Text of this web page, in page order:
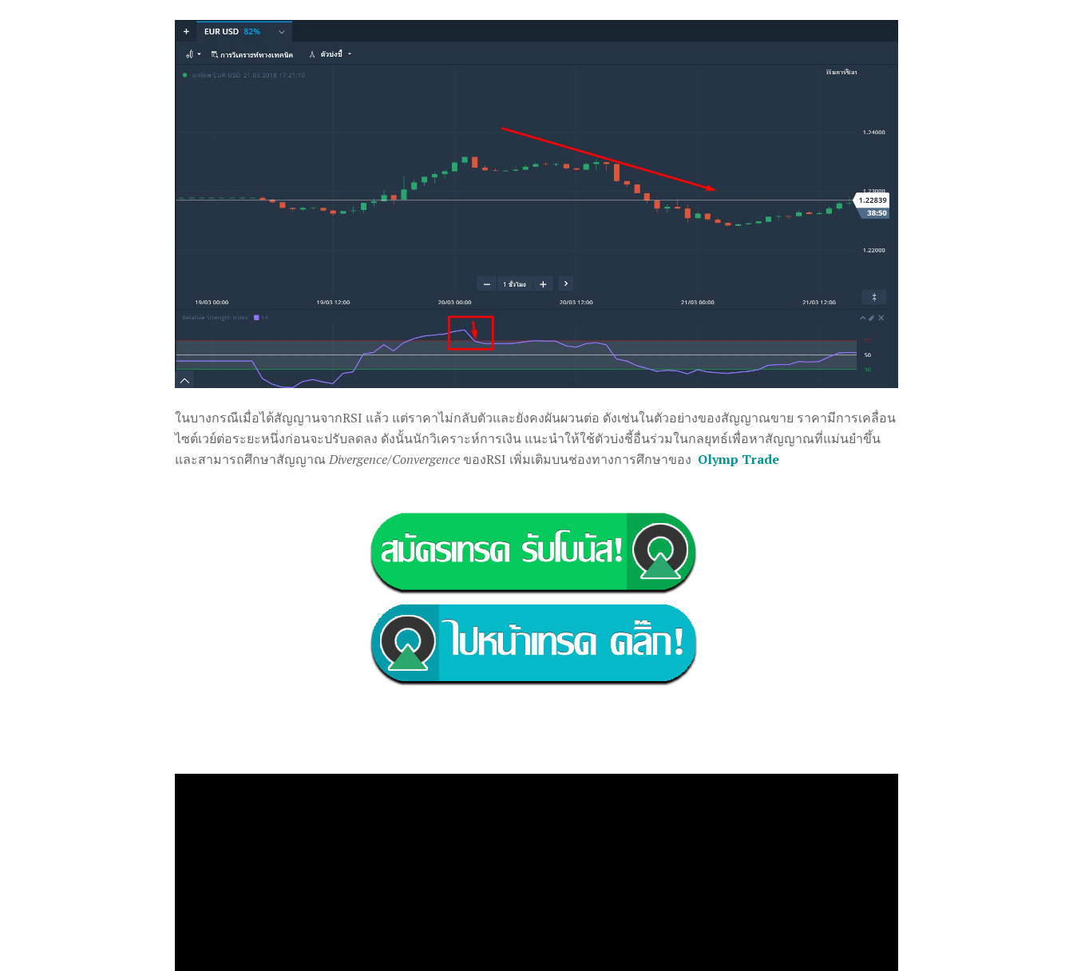
ในบางกรณีเมื่อได้สัญญานจากRSI แล้ว แต่ราคาไม่กลับตัวและยังคงผันผวนต่อ ดังเช่นในตัวอย่างของสัญญาณขาย ราคามีการเคลื่อน
ไซต์เวย์ต่อระยะหนึ่งก่อนจะปรับลดลง ดังนั้นนักวิเคราะห์การเงิน แนะนำให้ใช้ตัวบ่งชี้อื่นร่วมในกลยุทธ์เพื่อหาสัญญาณที่แม่นยำขึ้น
และสามารถศึกษาสัญญาณDivergence/ConvergenceของRSI เพิ่มเติมบนช่องทางการศึกษาของ Olymp Trade